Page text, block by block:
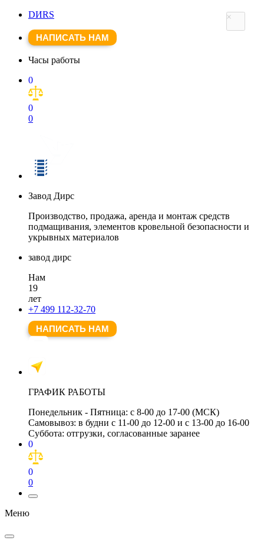
DИRS
НАПИСАТЬ НАМ
Часы работы
0
0
0
Завод Дирс
Производство, продажа, аренда и монтаж средств
подмащивания, элементов кровельной безопасности и
укрывных материалов
завод дирс
Нам
19
лет
+7 499 112-32-70
НАПИСАТЬ НАМ
ГРАФИК РАБОТЫ
Понедельник - Пятница: с 8-00 до 17-00 (МСК)
Самовывоз: в будни с 11-00 до 12-00 и с 13-00 до 16-00
Суббота: отгрузки, согласованные заранее
0
0
0
Меню
×